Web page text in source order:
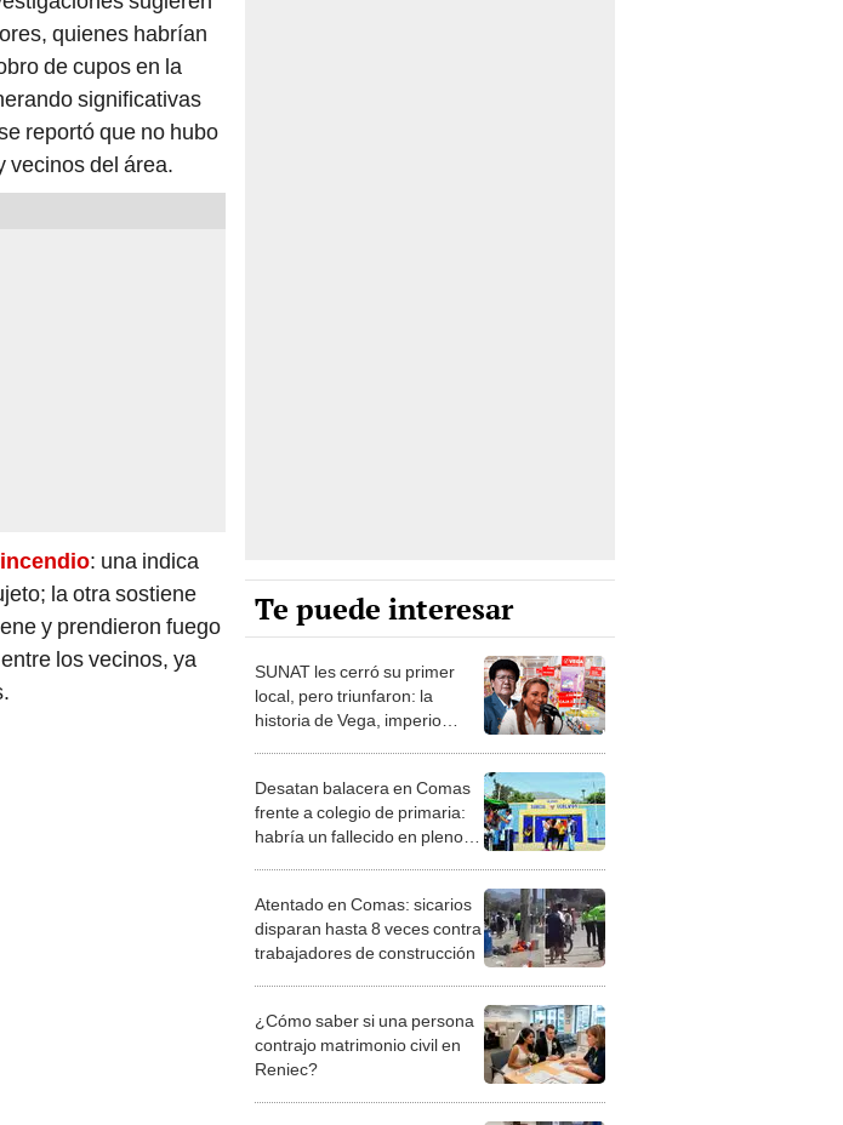
quienes habrían
de cupos en la
significativas
reportó que no hubo
vecinos del área.
incendio: una indica
la otra sostiene
y prendieron fuego
los vecinos, ya
Te puede interesar
SUNAT les cerró su primer
local, pero triunfaron: la
historia de Vega, imperio
Desatan balacera en Comas
frente a colegio de primaria:
habría un fallecido en pleno
Atentado en Comas: sicarios
disparan hasta 8 veces contra
trabajadores de construcción
¿Cómo saber si una persona
contrajo matrimonio civil en
Reniec?